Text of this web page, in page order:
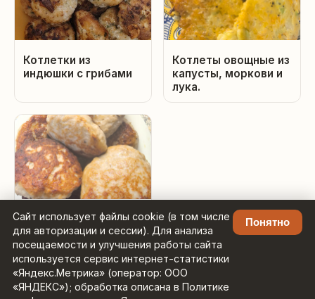
Сайт использует файлы cookie (в том числе
для авторизации и сессии). Для анализа
посещаемости и улучшения работы сайта
используется сервис интернет-статистики
«Яндекс.Метрика» (оператор: ООО
«ЯНДЕКС»); обработка описана в Политике
Понятно
Котлетки из
индюшки с грибами
Котлеты овощные из
капусты, моркови и
лука.
Сливочные сочные
котлеты из индейки.